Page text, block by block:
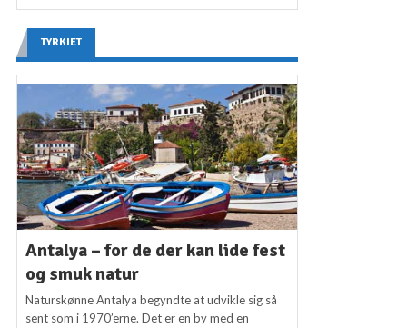
TYRKIET
Antalya – for de der kan lide fest
og smuk natur
Naturskønne Antalya begyndte at udvikle sig så
sent som i 1970’erne. Det er en by med en